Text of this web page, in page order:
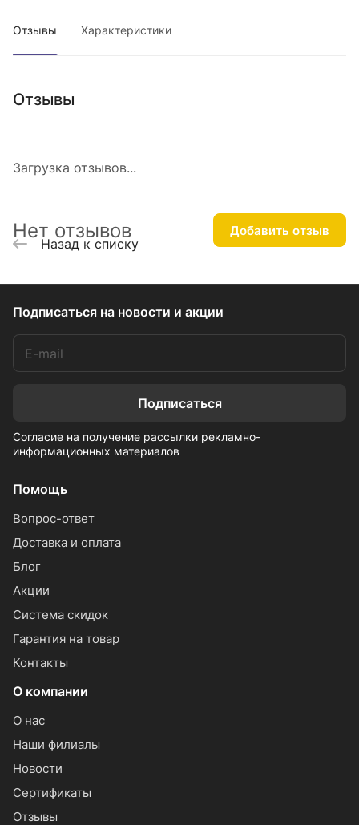
Отзывы Характеристики
Отзывы
Загрузка отзывов...
Нет отзывов Добавить отзыв
Назад к списку
Подписаться на новости и акции
Подписаться
Согласие на получение рассылки рекламно-
информационных материалов
Помощь
Вопрос-ответ
Доставка и оплата
Блог
Акции
Система скидок
Гарантия на товар
Контакты
О компании
О нас
Наши филиалы
Новости
Сертификаты
Отзывы